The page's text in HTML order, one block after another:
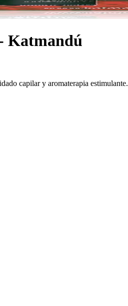
Katmandú
capilar y aromaterapia estimulante.